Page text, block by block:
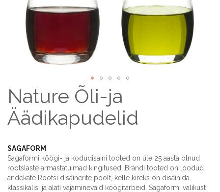
Nature Õli-ja
Äädikapudelid
SAGAFORM
Sagaformi köögi- ja kodudisaini tooted on üle 25 aasta olnud
rootslaste armastatuimad kingitused. Brändi tooted on loodud
andekate Rootsi disainerite poolt, kelle kireks on disainida
klassikalisi ja alati vajaminevaid köögitarbeid. Sagaformi valikust
Skip
the
beginning
images
gallery